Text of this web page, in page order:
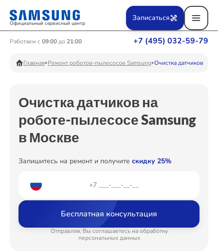
Официальный сервисный центр
+7 (495) 032-59-79
Работаем с 09:00до 21:00
Записаться
Главная Ремонт роботов-пылесосов Samsung Очистка датчиков
Очистка датчиков на
роботе-пылесосе Samsung
в Москве
Запишитесь на ремонт и получите скидку 25%
Бесплатная консультация
Отправляя, Вы соглашаетесь на обработку
персональных данных
Ремонт Вертикальных пылесосов
Ремонт Телевизоров
Ремонт Пылесосов
Ремонт Планшетов